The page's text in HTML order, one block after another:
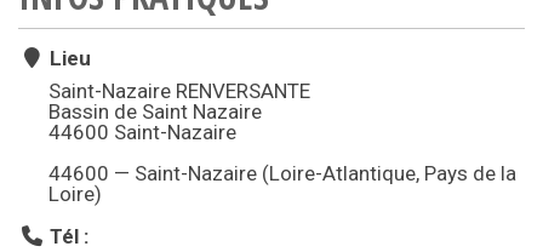
Lieu
Saint-Nazaire RENVERSANTE
Bassin de Saint Nazaire
44600 Saint-Nazaire
44600 — Saint-Nazaire (Loire-Atlantique, Pays de la
Loire)
Tél :